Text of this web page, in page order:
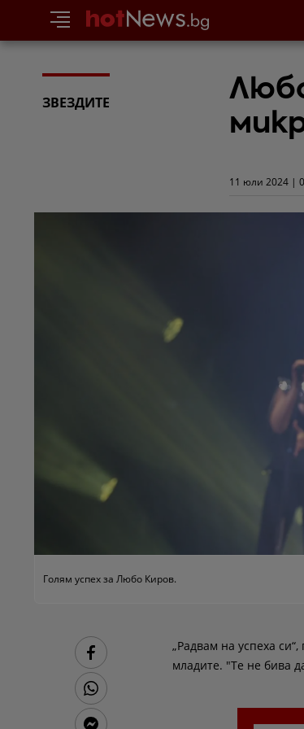
ЗВЕЗДИТЕ
11 юли 2024 |
Голям успех за Любо Киров.
„Радвам на успеха
младите. "Те не бива